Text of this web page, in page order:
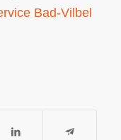
Bad-Vilbel